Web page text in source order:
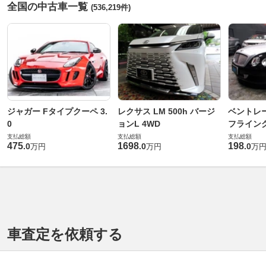
全国の中古車一覧 (536,219件)
ジャガー Fタイプクーペ 3.
0
支払総額
475.0万円
レクサス LM 500h バージ
ョンL 4WD
支払総額
1698.0万円
ベントレ
フライン
支払総額
198.0万円
車査定を依頼する